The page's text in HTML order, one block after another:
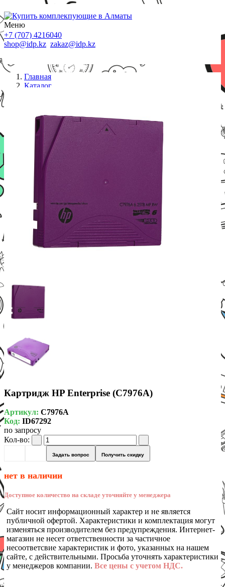
Меню
+7 (707) 4216040
shop@idp.kz zakaz@idp.kz
Главная
Каталог
Картридж HP Enterprise (C7976A)
Артикул: C7976A
Код: ID67292
по запросу
Кол-во:
Задать вопрос Получить скидку
нет в наличии
Доступное количество на складе уточняйте у менеджера
Сайт носит информационный характер и не является
публичной офертой. Характеристики и комплектация могут
изменяться производителем без предупреждения. Интернет-
магазин не несет ответственности за частичное
несоответсвие характеристик и фото, указанных на нашем
сайте, с действительными. Просьба уточнять характеристики
у менеджеров компании. Все цены с учетом НДС.